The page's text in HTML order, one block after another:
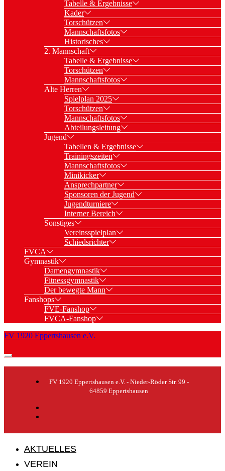
Tabelle & Ergebnisse
Kader
Torschützen
Mannschaftsfotos
Historisches
2. Mannschaft
Tabelle & Ergebnisse
Torschützen
Mannschaftsfotos
Alte Herren
Spielplan 2025
Torschützen
Mannschaftsfotos
Abteilungsleitung
Jugend
Tabellen & Ergebnisse
Trainingszeiten
Mannschaftsfotos
Minikicker
Ansprechpartner
Sponsoren der Jugend
Jugendturniere
Interner Bereich
Sonstiges
Vereinsspielplan
Schiedsrichter
FVCA
Gymnastik
Damengymnastik
Fitnessgymnastik
Der bewegte Mann
Fanshops
FVE-Fanshop
FVCA-Fanshop
FV 1920 Eppertshausen e.V.
FV 1920 Eppertshausen e.V. - Nieder-Röder Str. 99 -
64859 Eppertshausen
AKTUELLES
VEREIN